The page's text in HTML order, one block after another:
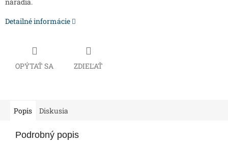
náradia.
Detailné informácie
OPÝTAŤ SA ZDIEĽAŤ
Popis Diskusia
Podrobný popis